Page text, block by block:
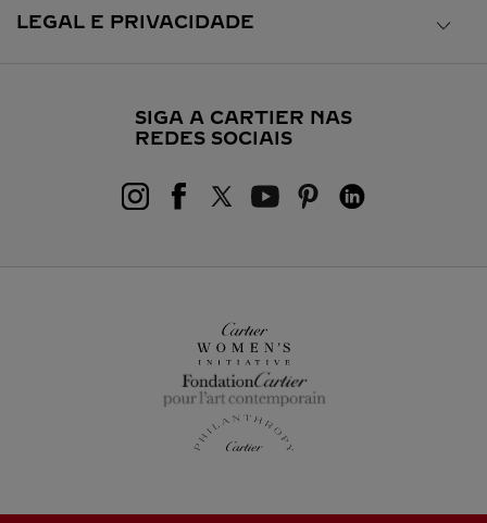
LEGAL E PRIVACIDADE
SIGA A CARTIER NAS
REDES SOCIAIS